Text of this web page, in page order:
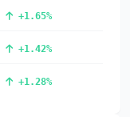
+1.65%
+1.42%
+1.28%